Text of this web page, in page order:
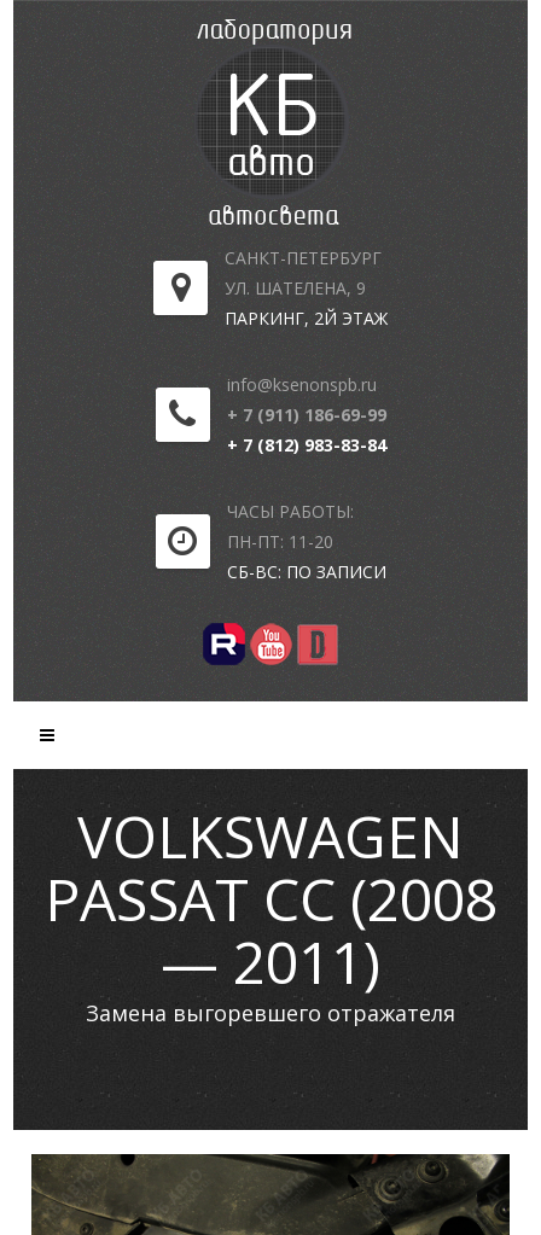
САНКТ-ПЕТЕРБУРГ
УЛ. ШАТЕЛЕНА, 9
ПАРКИНГ, 2Й ЭТАЖ
info@ksenonspb.ru
+ 7 (911) 186-69-99
+ 7 (812) 983-83-84
ЧАСЫ РАБОТЫ:
ПН-ПТ: 11-20
СБ-ВС: ПО ЗАПИСИ
VOLKSWAGEN
PASSAT CC (2008
— 2011)
Замена выгоревшего отражателя